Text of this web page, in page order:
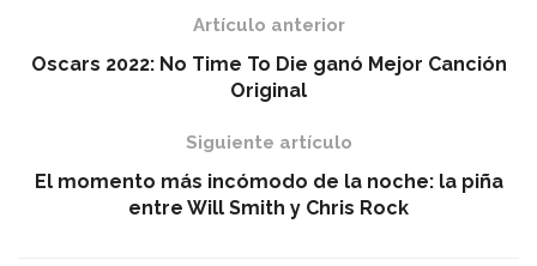
Artículo anterior
Oscars 2022: No Time To Die ganó Mejor Canción
Original
Siguiente artículo
El momento más incómodo de la noche: la piña
entre Will Smith y Chris Rock